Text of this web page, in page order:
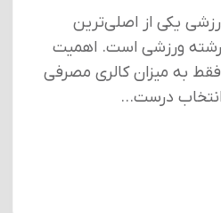
یکی از اصلی‌ترین
ورزشی است. اهمیت
فقط به میزان کالری مصرفی
درست...